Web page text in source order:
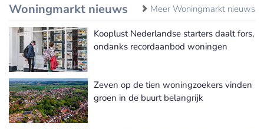
Woningmarkt nieuws Meer Woningmarkt nieuws
Kooplust Nederlandse starters daalt fors,
ondanks recordaanbod woningen
Zeven op de tien woningzoekers vinden
groen in de buurt belangrijk